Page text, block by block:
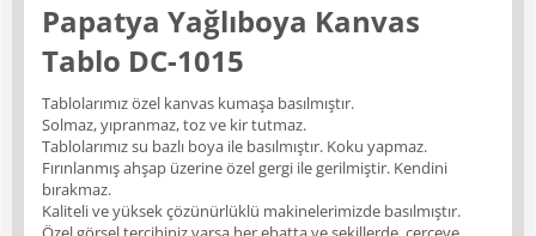
Papatya Yağlıboya Kanvas
Tablo DC-1015
Tablolarımız özel kanvas kumaşa basılmıştır.
Solmaz, yıpranmaz, toz ve kir tutmaz.
Tablolarımız su bazlı boya ile basılmıştır. Koku yapmaz.
Fırınlanmış ahşap üzerine özel gergi ile gerilmiştir. Kendini
bırakmaz.
Kaliteli ve yüksek çözünürlüklü makinelerimizde basılmıştır.